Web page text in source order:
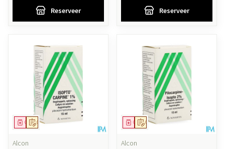
Reserveer Reserveer
Op voorschrift
Geneesmiddel
Alcon
Op voorschrift
Geneesmiddel
Alcon